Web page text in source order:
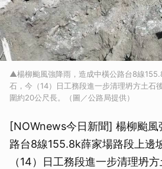
▲楊柳颱風強降雨，造成中橫公路台8線
石，今（14）日工務段進一步清理坍方土石
圍約20公尺長。（圖／公路局提供）
[NOWnews今日新聞] 楊柳颱風
路台8線155.8k薛家場路段上邊
（14）日工務段進一步清理坍